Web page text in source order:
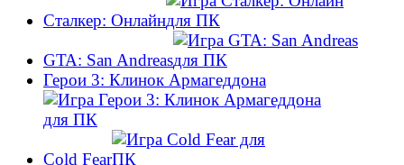
Сталкер: Онлайн
GTA: San Andreas
Герои 3: Клинок Армагеддона
Cold Fear